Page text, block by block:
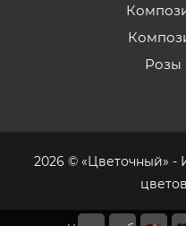
Розы
2026 © «Цветочный» -